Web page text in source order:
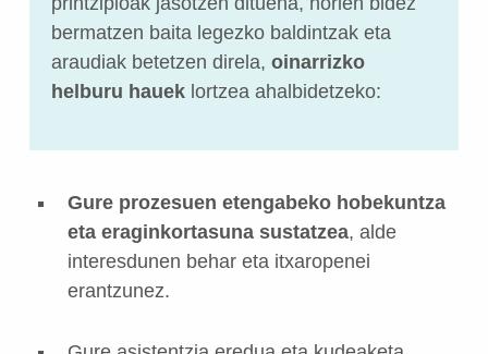
bermatzen baita legezko baldintzak eta
araudiak betetzen direla, oinarrizko
helburu haueklortzea ahalbidetzeko:
Gure prozesuen etengabeko hobekuntza
eta eraginkortasuna sustatzea, alde
interesdunen behar eta itxaropenei
erantzunez.